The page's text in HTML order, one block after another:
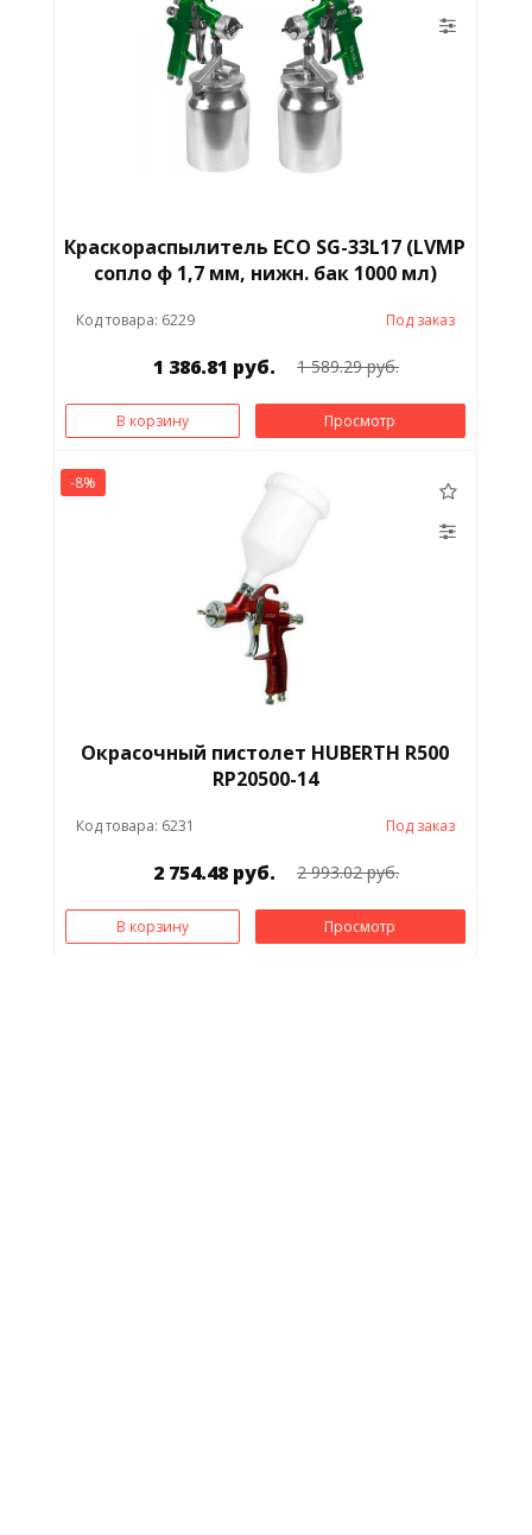
Краскораспылитель ЕСО SG-33L17 (LVMP
сопло ф 1,7 мм, нижн. бак 1000 мл)
Код товара: 6229 Под заказ
1 386.81 руб. 1 589.29 руб.
В корзину Просмотр
-8%
Окрасочный пистолет HUBERTH R500
RP20500-14
Код товара: 6231 Под заказ
2 754.48 руб. 2 993.02 руб.
В корзину Просмотр